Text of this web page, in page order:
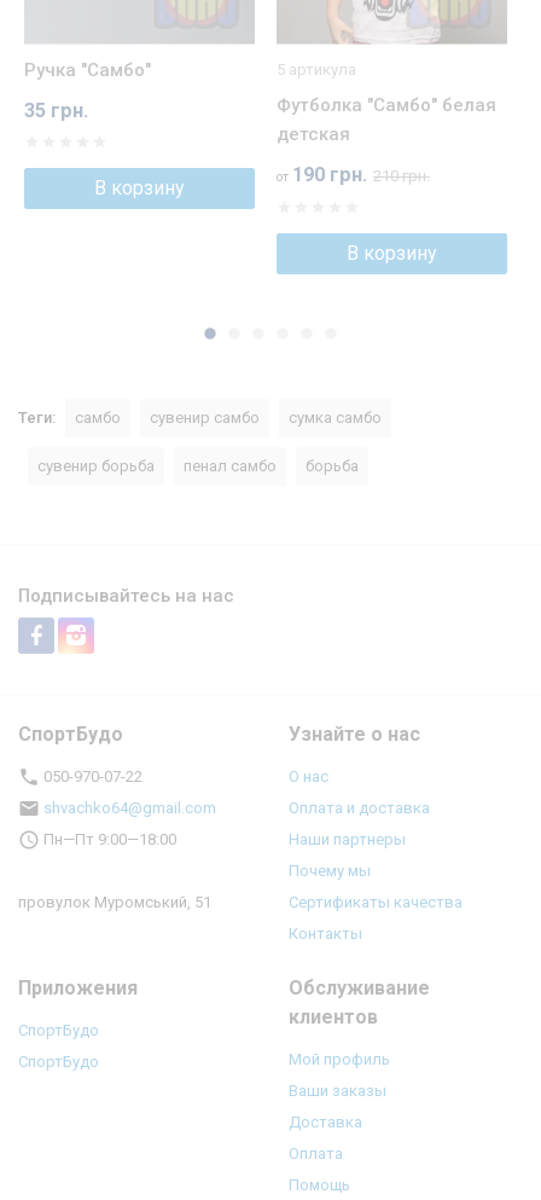
Ручка "Самбо"
35 грн.
В корзину
5 артикула
Футболка "Самбо" белая
детская
от 190 грн. 210 грн.
В корзину
Теги: самбо сувенир самбо сумка самбо
сувенир борьба пенал самбо борьба
Подписывайтесь на нас
СпортБудо
050-970-07-22
shvachko64@gmail.com
Пн—Пт 9:00—18:00
провулок Муромський, 51
Узнайте о нас
О нас
Оплата и доставка
Наши партнеры
Почему мы
Сертификаты качества
Контакты
Приложения
СпортБудо
СпортБудо
Обслуживание
клиентов
Мой профиль
Ваши заказы
Доставка
Оплата
Помощь